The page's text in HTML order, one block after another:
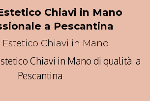
Chiavi in Mano
a Pescantina
Estetico Chiavi in Mano
Chiavi in Mano di qualità a
Pescantina